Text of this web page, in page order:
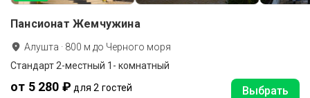
Пансионат Жемчужина
Алушта · 800 м до Черного моря
Стандарт 2-местный 1- комнатный
от 5 280 ₽ для 2 гостей Выбрать